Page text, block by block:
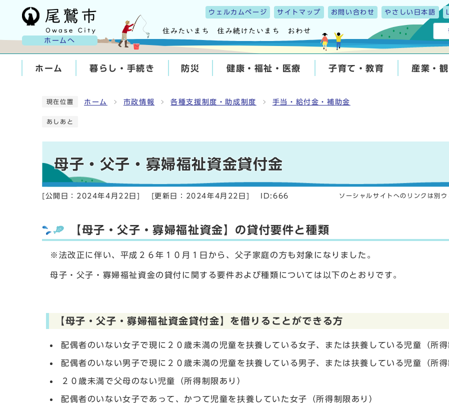
ホームへ
ウェルカムページ サイトマップ お問い合わせ やさしい日本語
ホーム 暮らし・手続き 防災 健康・福祉・医療 子育て・教育 産業・
現在位置 ホーム 市政情報 各種支援制度・助成制度 手当・給付金・補助金
あしあと
母子・父子・寡婦福祉資金貸付金
[公開日： 2024年4月22日 [更新日： 2024年4月22日 ID:666 ソーシャルサイトへのリンクは別
【母子・父子・寡婦福祉資金】の貸付要件と種類
※法改正に伴い、平成２６年１０月１日から、父子家庭の方も対象になりました。
母子・父子・寡婦福祉資金の貸付に関する要件および種類については以下のとおりです。
【母子・父子・寡婦福祉資金貸付金】を借りることができる方
配偶者のいない女子で現に２０歳未満の児童を扶養している女子、または扶養している児童（所得
配偶者のいない男子で現に２０歳未満の児童を扶養している男子、または扶養している児童（所得
２０歳未満で父母のない児童（所得制限あり）
配偶者のいない女子であって、かつて児童を扶養していた女子（所得制限あり）